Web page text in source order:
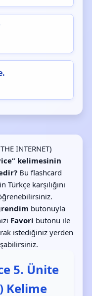
INTERNET)
kelimesinin
Bu flashcard
karşılığını
butonuyla
Favori butonu ile
istediğiniz yerden
5. Ünite
Kelime